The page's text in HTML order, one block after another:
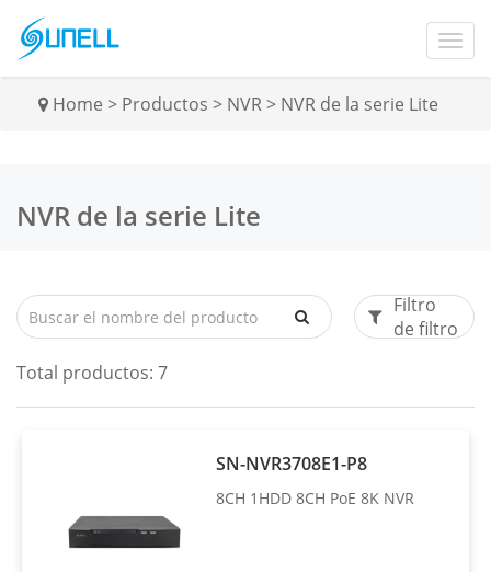
Home > Productos > NVR> NVR de la serie Lite
NVR de la serie Lite
Filtro
de filtro
Total productos: 7
SN-NVR3708E1-P8
8CH 1HDD 8CH PoE 8K NVR